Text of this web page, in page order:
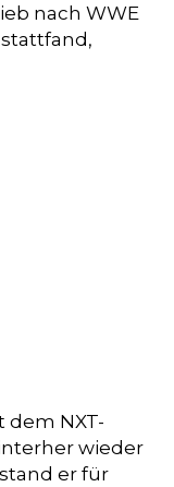
nach WWE
stattfand,
dem NXT-
wieder
er für